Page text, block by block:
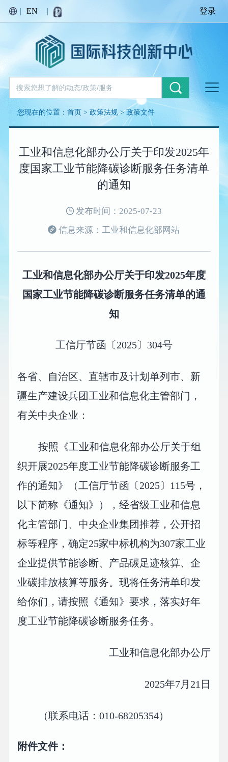
| EN | 登录
您现在的位置：首页 >政策法规>政策文件
工业和信息化部办公厅关于印发2025年
度国家工业节能降碳诊断服务任务清单
的通知
发布时间：2025-07-23
信息来源：工业和信息化部网站
工业和信息化部办公厅关于印发2025年度
国家工业节能降碳诊断服务任务清单的通
知
工信厅节函〔2025〕304号
各省、自治区、直辖市及计划单列市、新
疆生产建设兵团工业和信息化主管部门，
有关中央企业：
按照《工业和信息化部办公厅关于组
织开展2025年度工业节能降碳诊断服务工
作的通知》（工信厅节函〔2025〕115号，
以下简称《通知》），经省级工业和信息
化主管部门、中央企业集团推荐，公开招
标等程序，确定25家中标机构为307家工业
企业提供节能诊断、产品碳足迹核算、企
业碳排放核算等服务。现将任务清单印发
给你们，请按照《通知》要求，落实好年
度工业节能降碳诊断服务任务。
工业和信息化部办公厅
2025年7月21日
（联系电话：010-68205354）
附件文件：